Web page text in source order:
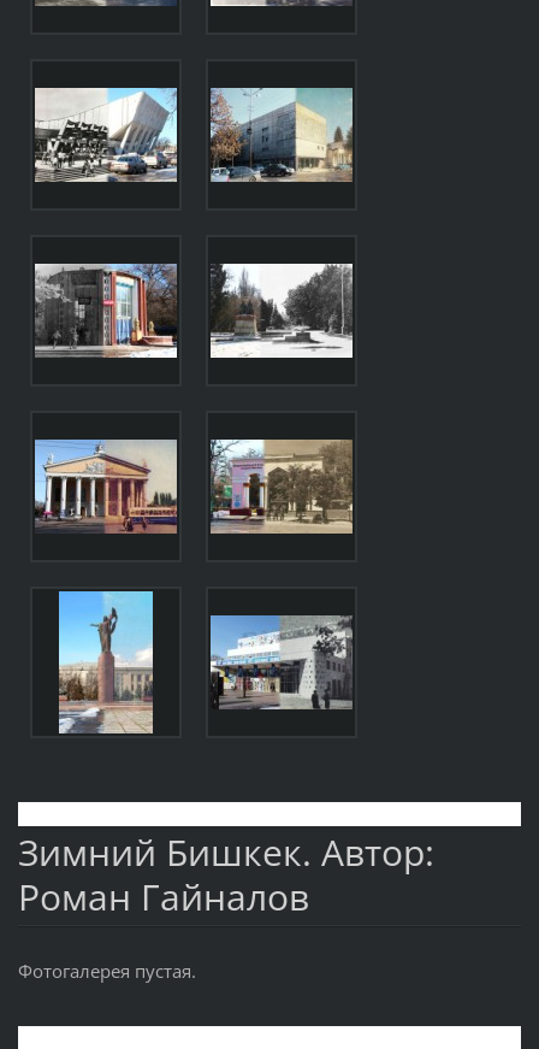
Зимний Бишкек. Автор:
Роман Гайналов
Фотогалерея пустая.